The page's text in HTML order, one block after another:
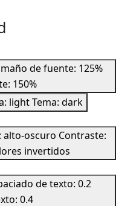
de fuente: 125%
150%
lightTema: dark
alto-oscuro Contraste:
invertidos
de texto: 0.2
0.4